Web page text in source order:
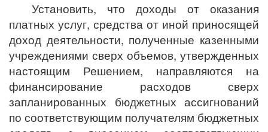
Установить, что доходы от оказания
платных услуг, средства от иной приносящей
доход деятельности, полученные казенными
учреждениями сверх объемов, утвержденных
настоящим Решением, направляются на
финансирование расходов сверх
запланированных бюджетных ассигнований
по соответствующим получателям бюджетных